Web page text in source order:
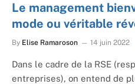
Le management
mode ou véritable
By Elise Ramaroson 14 juin 2022
Dans le cadre de la RSE
entreprises), on entend de